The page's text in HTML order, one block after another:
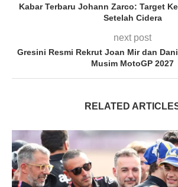
Kabar Terbaru Johann Zarco: Target
Setelah Cidera
next post
Gresini Resmi Rekrut Joan Mir dan
Musim MotoGP 2027
RELATED